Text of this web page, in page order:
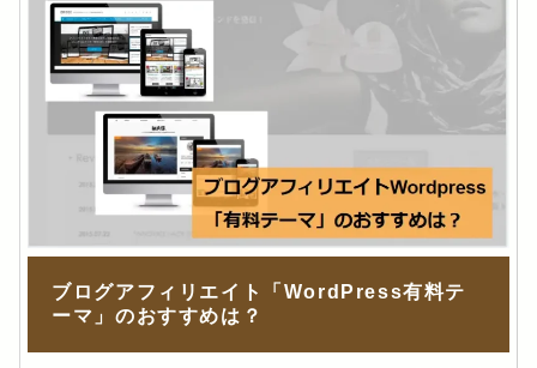
ブログアフィリエイト「WordPress有料テ
ーマ」のおすすめは？